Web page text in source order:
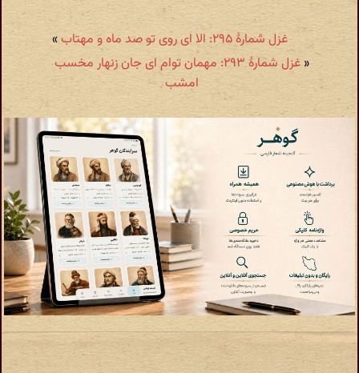
غزل شمارهٔ ۲۹۵: الا ای روی تو صد ماه و مهتاب
»
«
غزل شمارهٔ ۲۹۳: مهمان توام ای جان زنهار مخسب
امشب